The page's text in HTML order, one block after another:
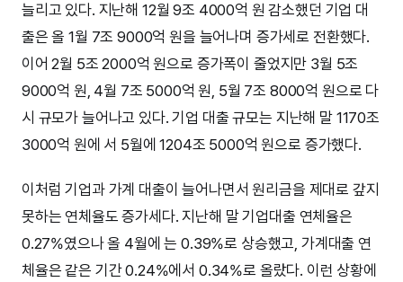
늘리고 있다. 지난해 12월 9조 4000억 원 감소했던 기업 대
출은 올 1월 7조 9000억 원을 늘어나며 증가세로 전환했다.
이어 2월 5조 2000억 원으로 증가폭이 줄었지만 3월 5조
9000억 원, 4월 7조 5000억 원, 5월 7조 8000억 원으로 다
시 규모가 늘어나고 있다. 기업 대출 규모는 지난해 말 1170조
3000억 원에 서 5월에 1204조 5000억 원으로 증가했다.
이처럼 기업과 가계 대출이 늘어나면서 원리금을 제대로 갚지
못하는 연체율도 증가세다. 지난해 말 기업대출 연체율은
0.27%였으나 올 4월에 는 0.39%로 상승했고, 가계대출 연
체율은 같은 기간 0.24%에서 0.34%로 올랐다. 이런 상황에